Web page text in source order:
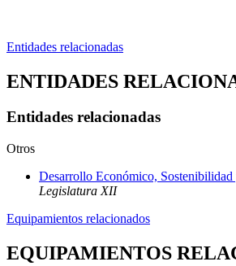
Entidades relacionadas
ENTIDADES
Entidades relacionadas
Otros
Desarrollo Económico,
Legislatura XII
Equipamientos relacionados
EQUIPAMIENTOS